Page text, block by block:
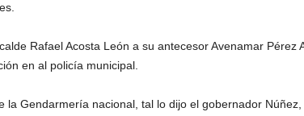
Rafael Acosta León a su antecesor Avenamar Pérez
en al policía municipal.
Gendarmería nacional, tal lo dijo el gobernador Núñez,